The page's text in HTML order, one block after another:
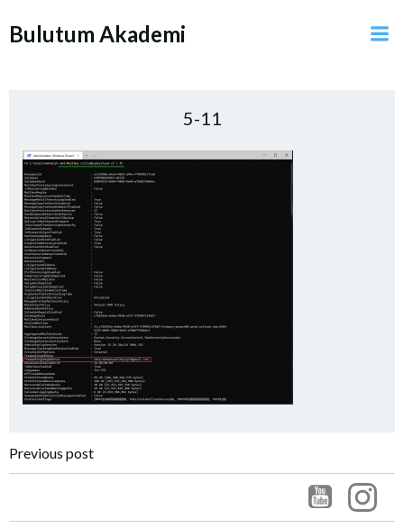
Bulutum Akademi
5-11
Post
Previous post